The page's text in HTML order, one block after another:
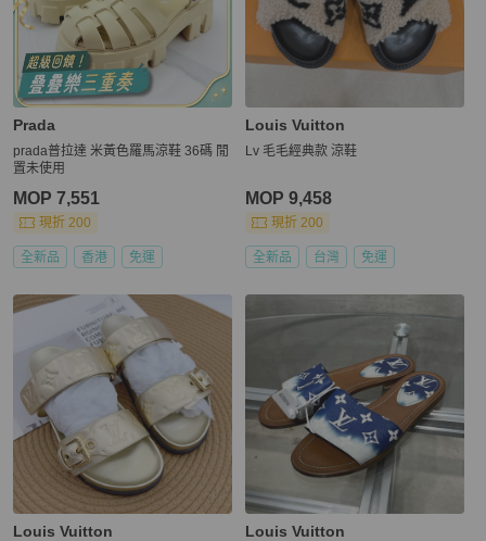
Prada
prada普拉達 米黃色羅馬涼鞋 36碼 閒
置未使用
MOP 7,551
現折 200
全新品 香港 免運
Louis Vuitton
Lv 毛毛經典款 涼鞋
MOP 9,458
現折 200
全新品 台灣 免運
Louis Vuitton Louis Vuitton